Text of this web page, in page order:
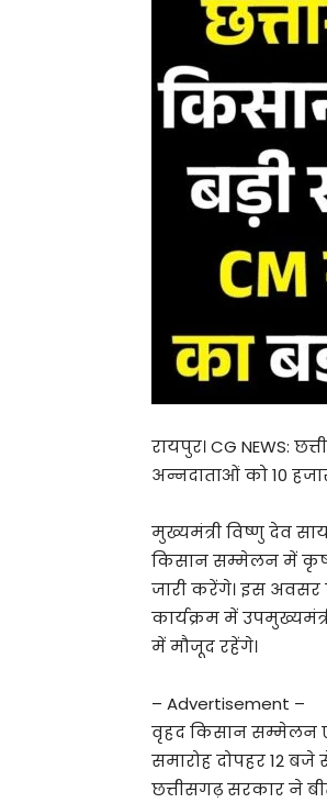
रायपुर। CG NEWS:
अन्नदाताओं को 10
मुख्यमंत्री विष्णु देव
किसान सम्मेलन में
जारी करेंगे। इस अवसर
कार्यक्रम में
में मौजूद रहेंगे।
– Advertisement –
वृहद किसान सम्मेलन
समारोह दोपहर 12
छत्तीसगढ़ सरकार ने